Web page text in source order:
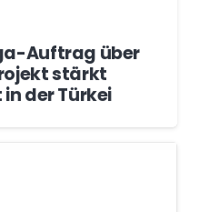
Auftrag über
stärkt
der Türkei